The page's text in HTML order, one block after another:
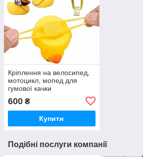
Кріплення на велосипед,
мотоцикл, мопед для
гумової качки
600 ₴
Купити
Подібні послуги компанії